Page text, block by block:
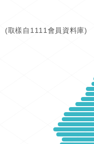
(取樣自1111會員資料庫)